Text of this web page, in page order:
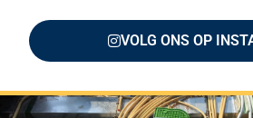
VOLG ONS OP